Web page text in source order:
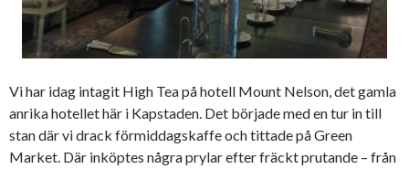
Vi har idag intagit High Tea på hotell Mount Nelson, det gamla
anrika hotellet här i Kapstaden. Det började med en tur in till
stan där vi drack förmiddagskaffe och tittade på Green
Market. Där inköptes några prylar efter fräckt prutande – från